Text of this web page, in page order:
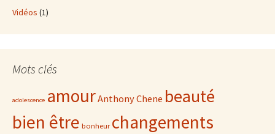
Vidéos (1)
Mots clés
adolescence amourAnthony Chene beauté
bien être bonheur changements